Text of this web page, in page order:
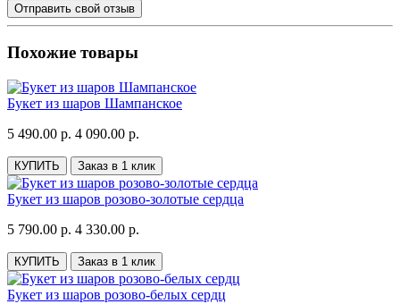
Отправить свой отзыв
Похожие товары
Букет из шаров Шампанское
5 490.00 р. 4 090.00 р.
КУПИТЬ Заказ в 1 клик
Букет из шаров розово-золотые сердца
5 790.00 р. 4 330.00 р.
КУПИТЬ Заказ в 1 клик
Букет из шаров розово-белых сердц